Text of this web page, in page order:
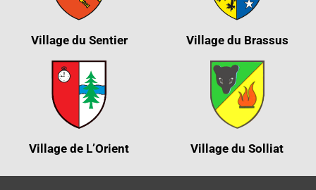
Village du Sentier Village du Brassus
Village de L’Orient Village du Solliat